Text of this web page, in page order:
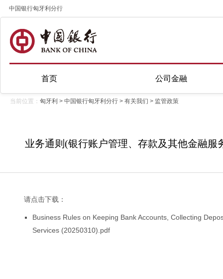
中国银行匈牙利分行
首页 公司金融
当前位置： 匈牙利 > 中国银行匈牙利分行 > 有关我们 > 监管政策
业务通则(银行账户管理、存款及其他金融服
请点击下载：
Business Rules on Keeping Bank Accounts, Collecting
Services (20250310).pdf